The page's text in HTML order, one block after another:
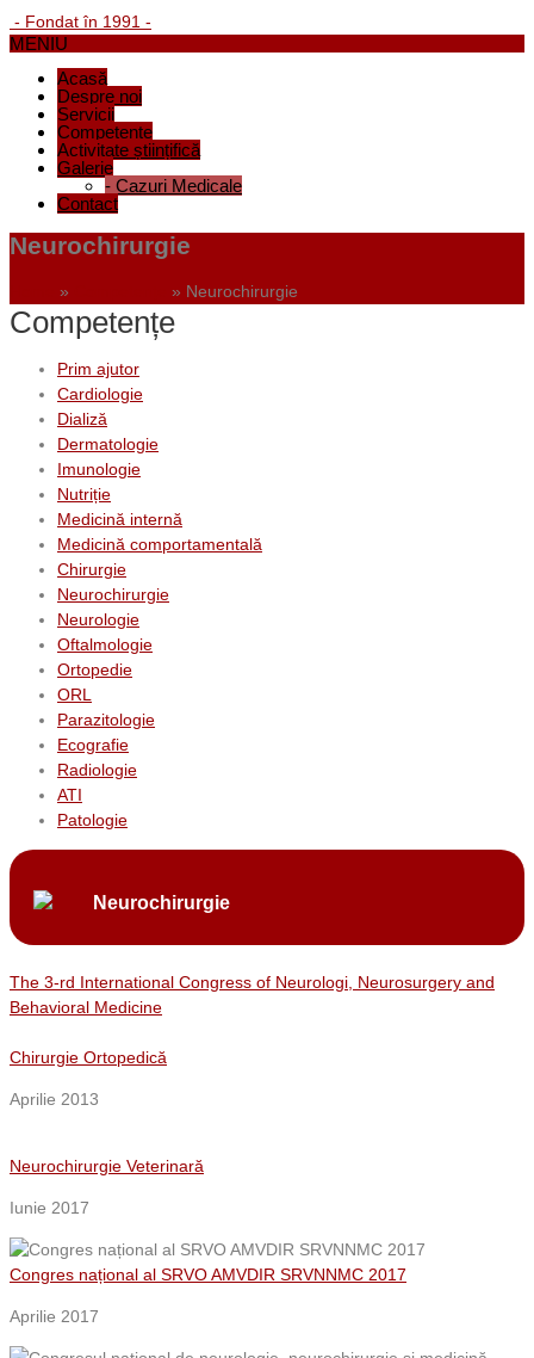
- Fondat în 1991 -
MENIU
Acasă
Despre noi
Servicii
Competențe
Activitate științifică
Galerie
- Cazuri Medicale
Contact
Neurochirurgie
» » Neurochirurgie
Competențe
Prim ajutor
Cardiologie
Dializă
Dermatologie
Imunologie
Nutriție
Medicină internă
Medicină comportamentală
Chirurgie
Neurochirurgie
Neurologie
Oftalmologie
Ortopedie
ORL
Parazitologie
Ecografie
Radiologie
ATI
Patologie
Neurochirurgie
The 3-rd International Congress of Neurologi, Neurosurgery and
Behavioral Medicine
Chirurgie Ortopedică
Aprilie 2013
Neurochirurgie Veterinară
Iunie 2017
Congres național al SRVO AMVDIR SRVNNMC 2017
Aprilie 2017